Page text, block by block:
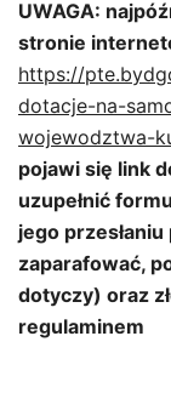
UWAGA:
stronie
https://
dotacje-na-
wojewodztwa-
pojawi się link
uzupełnić
jego
zaparafować,
dotyczy) oraz
regulaminem